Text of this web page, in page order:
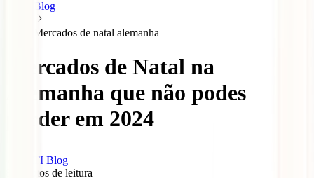
Blog
Mercados de natal alemanha
Mercados de Natal na
Alemanha que não podes
perder em 2024
IATI Blog
minutos de leitura